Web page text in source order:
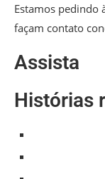
Estamos pedindo
façam contato
Assista
Histórias